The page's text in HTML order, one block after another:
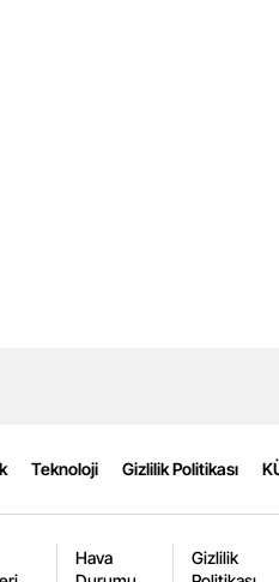
Teknoloji Gizlilik Politikası
Hava
Gizlilik